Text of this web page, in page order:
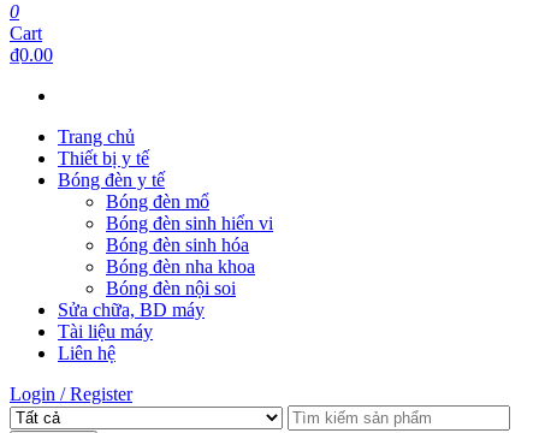
0
Cart
₫0.00
Trang chủ
Thiết bị y tế
Bóng đèn y tế
Bóng đèn mổ
Bóng đèn sinh hiển vi
Bóng đèn sinh hóa
Bóng đèn nha khoa
Bóng đèn nội soi
Sửa chữa, BD máy
Tài liệu máy
Liên hệ
Login / Register